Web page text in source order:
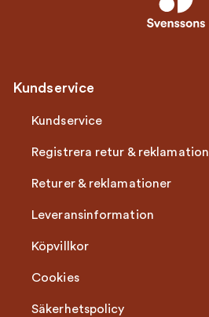
Kundservice
Kundservice
Registrera retur & reklamation
Returer & reklamationer
Leveransinformation
Köpvillkor
Cookies
Säkerhetspolicy